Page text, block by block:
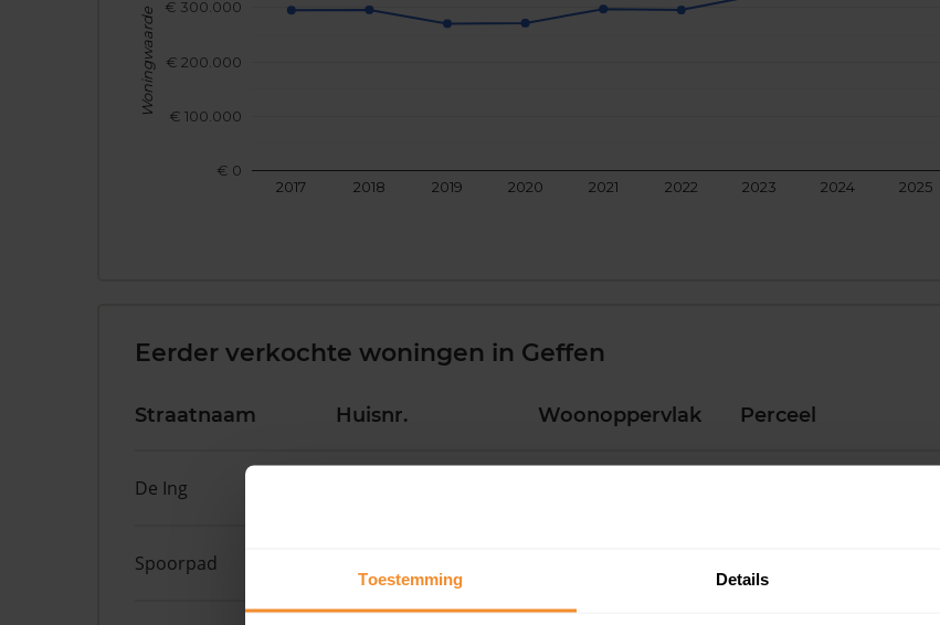
Toestemming Details
2017 2018 2019 2020 2021 2022 2023 2024 2025
€ 0
€ 100.000
€ 200.000
€ 300.000
Woningwaarde
Eerder verkochte woningen in Geffen
Straatnaam Huisnr. Woonoppervlak Perceel
De Ing
Spoorpad